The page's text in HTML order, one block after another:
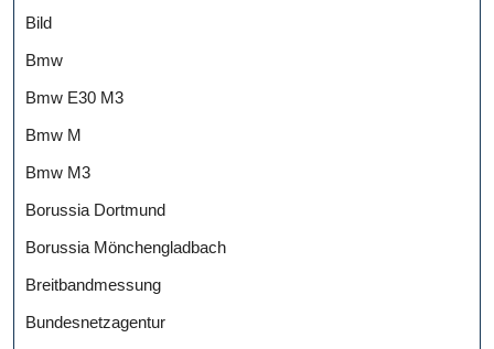
Bild
Bmw
Bmw E30 M3
Bmw M
Bmw M3
Borussia Dortmund
Borussia Mönchengladbach
Breitbandmessung
Bundesnetzagentur